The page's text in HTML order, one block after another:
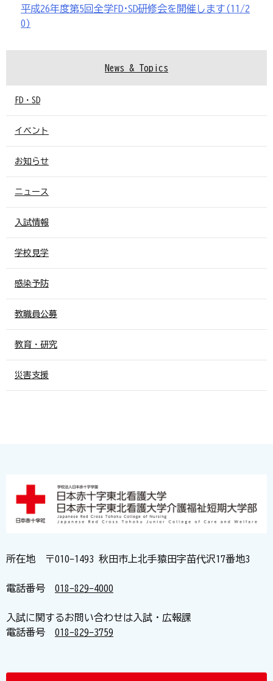
平成26年度第5回全学FD･SD研修会を開催します(11/2
0)
News & Topics
FD・SD
イベント
お知らせ
ニュース
入試情報
学校見学
感染予防
教職員公募
教育・研究
災害支援
所在地 〒010-1493 秋田市上北手猿田字苗代沢17番地3
電話番号 018-829-4000
入試に関するお問い合わせは入試・広報課
電話番号 018-829-3759